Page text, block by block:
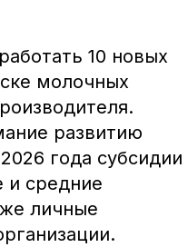
10 новых
молочных
развитию
года субсидии
и средние
личные